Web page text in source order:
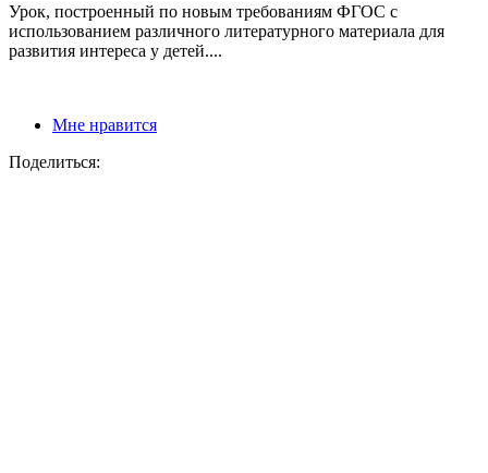
Урок, построенный по новым требованиям ФГОС с
использованием различного литературного материала для
развития интереса у детей....
Мне нравится
Поделиться: